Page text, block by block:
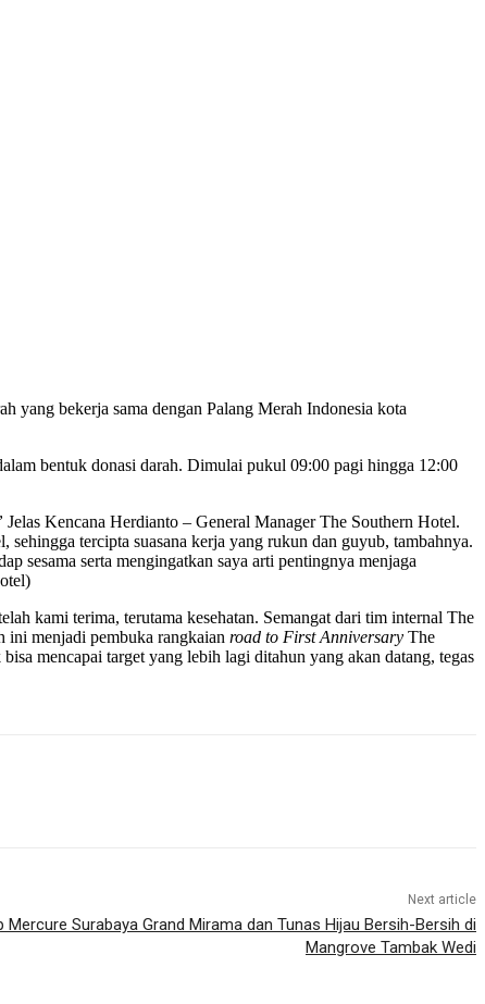
yang bekerja sama dengan Palang Merah Indonesia kota
bentuk donasi darah. Dimulai pukul 09:00 pagi hingga 12:00
Jelas Kencana Herdianto – General Manager The Southern Hotel.
tercipta suasana kerja yang rukun dan guyub, tambahnya.
sesama serta mengingatkan saya arti pentingnya menjaga
kami terima, terutama kesehatan. Semangat dari tim internal The
ini menjadi pembuka rangkaian road to First Anniversary The
mencapai target yang lebih lagi ditahun yang akan datang, tegas
Next article
Mercure Surabaya Grand Mirama dan Tunas Hijau Bersih-Bersih di
Mangrove Tambak Wedi